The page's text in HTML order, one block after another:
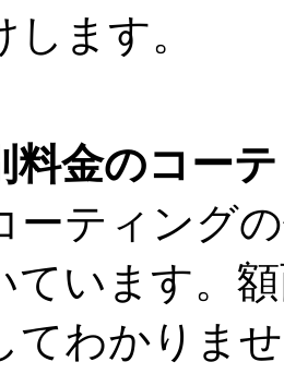
ます。
料金のコー
ーティング
ています。
てわかりま